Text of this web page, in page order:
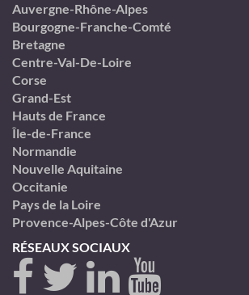
Auvergne-Rhône-Alpes
Bourgogne-Franche-Comté
Bretagne
Centre-Val-De-Loire
Corse
Grand-Est
Hauts de France
Île-de-France
Normandie
Nouvelle Aquitaine
Occitanie
Pays de la Loire
Provence-Alpes-Côte d'Azur
RÉSEAUX SOCIAUX